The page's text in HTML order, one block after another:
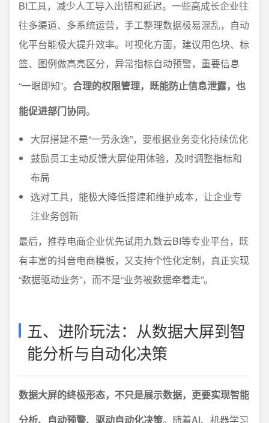
BI工具，减少人工导入出错和延迟。一些高成长企业往
往多渠道、多系统运营，手工整理数据极易混乱，自动
化平台能极大提升效率。可视化方面，建议用色块、标
签、图例做高亮区分，异常指标自动预警，重要信息
“一眼即知”。 合理的权限管理，既能防止信息泄露，也
能促进部门协同。
大屏搭建不是“一劳永逸”，要根据业务变化持续优化
鼓励员工主动反馈大屏使用体验，及时调整指标和
布局
选对工具，能极大降低搭建和维护成本，让企业专
注业务创新
最后，推荐电商企业优先试用九数云BI等专业平台，既
有丰富的抖音电商模板，又支持个性化定制，真正实现
“数据驱动业务”，而不是“业务被数据牵着走”。
五、进阶玩法：从数据大屏到智
能分析与自动化决策
数据大屏的终极形态，不只是展示数据，更要实现智能
分析、自动预警、驱动自动化决策。随着AI、机器学习